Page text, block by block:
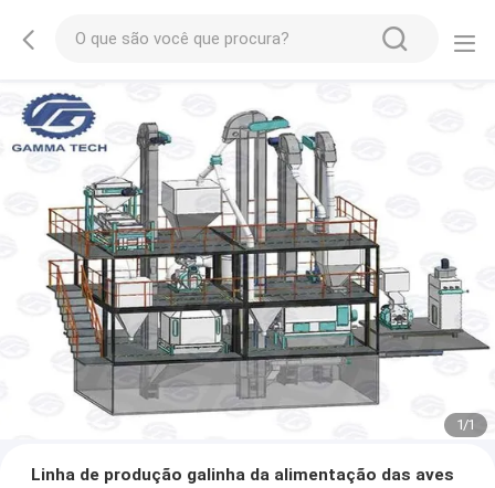
1/1
Linha de produção galinha da alimentação das aves